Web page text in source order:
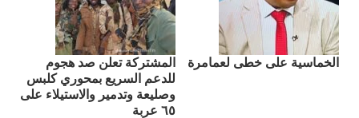
الخماسية على خطى لعمامرة
المشتركة تعلن صد هجوم
للدعم السريع بمحوري كلبس
وصليعة وتدمير والاستيلاء على
٦٥ عربة